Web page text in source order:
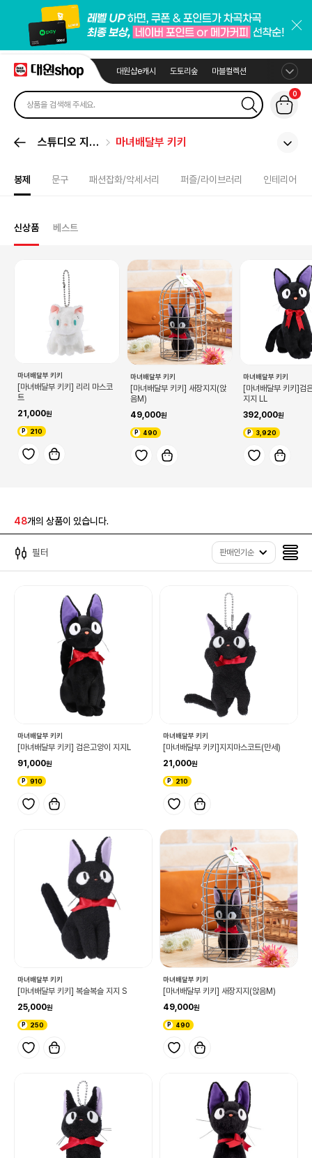
대원샵e캐시 도토리숲 마블컬렉션
0
스튜디오 지브
마녀배달부 키키
봉제 문구 패션잡화/악세서리 퍼즐/라이브러리 인테리어
신상품 베스트
마녀배달부 키키
[마녀배달부 키키] 리리 마스코
트
21,000
210
마녀배달부 키키
[마녀배달부 키키] 새장지지(앉
음M)
49,000
490
마녀배달부 키키
[마녀배달부 키키]검
지지 LL
392,000
3,920
48개의 상품이 있습니다.
필터 판매인기순
마녀배달부 키키
[마녀배달부 키키] 검은고양이 지지L
91,000
910
마녀배달부 키키
[마녀배달부 키키]지지마스코트(만세)
21,000
210
마녀배달부 키키
[마녀배달부 키키] 복슬복슬 지지 S
25,000
250
마녀배달부 키키
[마녀배달부 키키] 새장지지(앉음M)
49,000
490